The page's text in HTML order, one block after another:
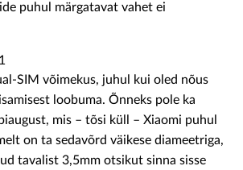
puhul märgatavat vahet ei
SIM võimekus, juhul kui oled nõus
loobuma. Õnneks pole ka
mis – tõsi küll – Xiaomi puhul
on ta sedavõrd väikese diameetriga,
tavalist 3,5mm otsikut sinna sisse